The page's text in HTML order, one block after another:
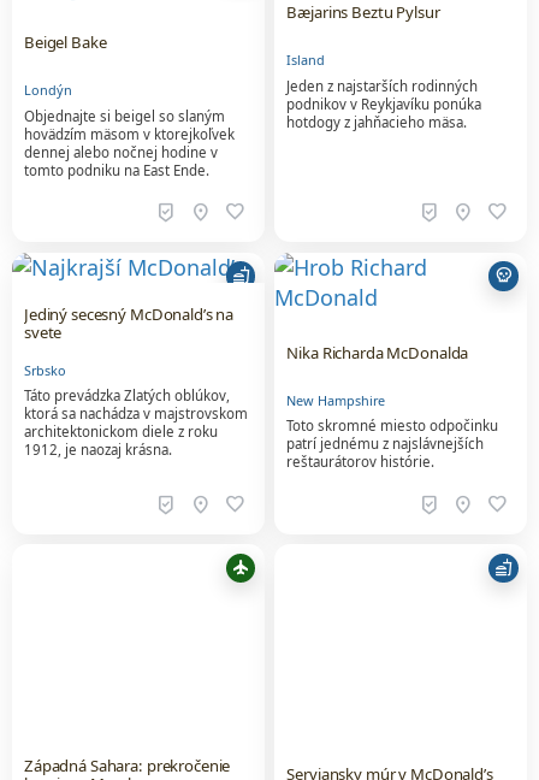
Beigel Bake
Londýn
Objednajte si beigel so slaným
hovädzím mäsom v ktorejkoľvek
dennej alebo nočnej hodine v
tomto podniku na East Ende.
beenhere location_on favorite
Bæjarins Beztu Pylsur
Island
Jeden z najstarších rodinných
podnikov v Reykjavíku ponúka
hotdogy z jahňacieho mäsa.
beenhere location_on favorite
fastfood
Jediný secesný McDonald’s na
svete
Srbsko
Táto prevádzka Zlatých oblúkov,
ktorá sa nachádza v majstrovskom
architektonickom diele z roku
1912, je naozaj krásna.
beenhere location_on favorite
skull
Nika Richarda McDonalda
New Hampshire
Toto skromné miesto odpočinku
patrí jednému z najslávnejších
reštaurátorov histórie.
beenhere location_on favorite
flight
300 kilometrov dlhá cesta,…
fastfood
Serviansky múr v McDonald’s